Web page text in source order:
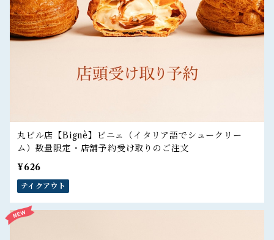
丸ビル店【Bignè】ビニェ（イタリア語でシュークリー
ム）数量限定・店舗予約受け取りのご注文
¥626
テイクアウト